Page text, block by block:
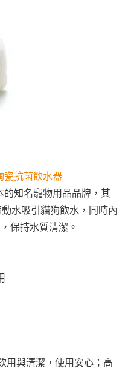
瓷抗菌飲水器
的知名寵物用品品牌，其
動水吸引貓狗飲水，同時內
保持水質清潔。
用與清潔，使用安心；高